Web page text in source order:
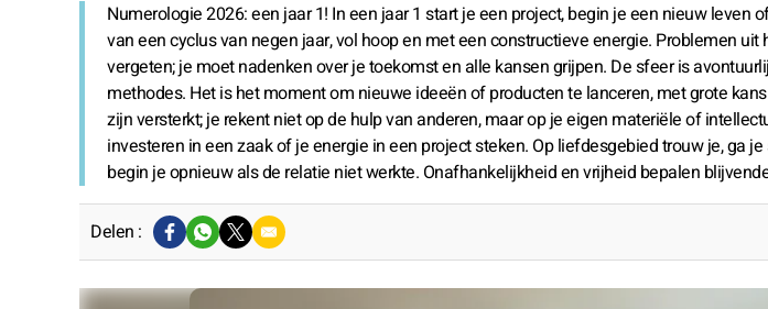
Numerologie 2026: een jaar 1! In een jaar 1 start je een project, begin je een nieuw leven
van een cyclus van negen jaar, vol hoop en met een constructieve energie. Problemen
vergeten; je moet nadenken over je toekomst en alle kansen grijpen. De sfeer is
methodes. Het is het moment om nieuwe ideeën of producten te lanceren, met grote
zijn versterkt; je rekent niet op de hulp van anderen, maar op je eigen materiële of
investeren in een zaak of je energie in een project steken. Op liefdesgebied trouw je, ga
begin je opnieuw als de relatie niet werkte. Onafhankelijkheid en vrijheid bepalen
Delen :